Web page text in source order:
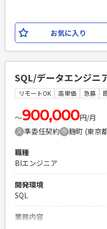
済情報を基に集計を行い、
の連携と出力を行う機能の
サーバ、AWSバッチ、API
・PHP開発経験3年以上 ・
かのクラウド環境での開発
基礎知識
PHPを用いたWebサービ
Laravelを用いた開発経験
エンジニア複数人のチー
お気に入り
SQL/データエンジニ
リモートOK 高単価 急募
〜900,000円/月
準委任契約
麹町 (東京
職種
BIエンジニア
開発環境
SQL
業務内容